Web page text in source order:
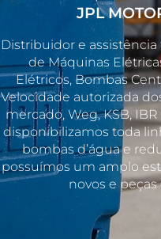
JPL
Distribuidor e
de Máquinas
Elétricos, Bombas
Velocidade autorizada
mercado, Weg, KSB,
disponibilizamos toda
bombas d’água e
possuímos um amplo
novos e